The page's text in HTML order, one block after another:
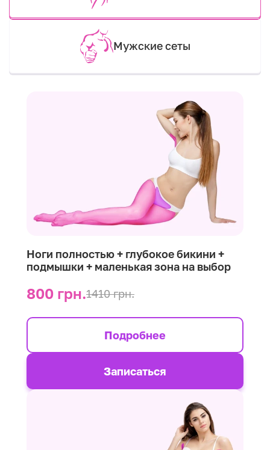
Мужские сеты
Ноги полностью + глубокое бикини +
подмышки + маленькая зона на выбор
800 грн.1410 грн.
Подробнее
Записаться